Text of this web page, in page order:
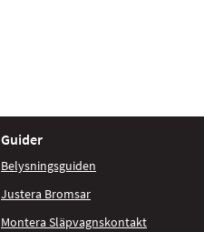
Guider
Belysningsguiden
Justera Bromsar
Montera Släpvagnskontakt